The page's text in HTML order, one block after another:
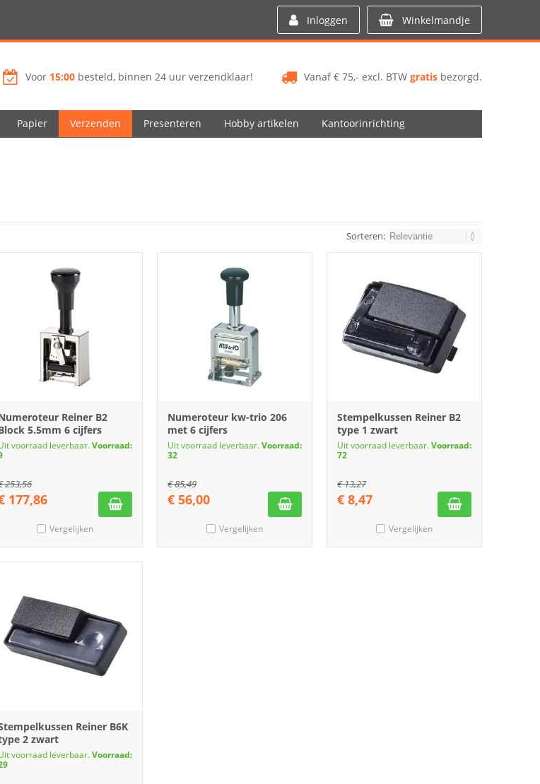
Inloggen Winkelmandje
Vanaf € 75,- excl. BTW gratis bezorgd.
Voor 15:00 besteld, binnen 24 uur verzendklaar!
Papier Verzenden Presenteren Hobby artikelen Kantoorinrichting
Sorteren:
Reiner B2
5.5mm 6 cijfers
voorraad leverbaar.Voorraad:
253,56
177,86
Vergelijken
Numeroteur kw-trio 206
met 6 cijfers
Uit voorraad leverbaar.Voorraad:
32
€85,49
€ 56,00
Vergelijken
Stempelkussen Reiner B2
type 1 zwart
Uit voorraad leverbaar.Voorraad:
72
€13,27
€ 8,47
Vergelijken
Reiner B6K
2 zwart
voorraad leverbaar.Voorraad: